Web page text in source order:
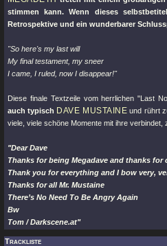
stimmen kann. Wenn dieses
Retrospektive und ein wunderbarer
"So here's my last will
My final testament, my sneer
I came, I ruled, now I disappear!"
Diese finale Textzeile vom herrlichen"Last
auch typisch DAVE MUSTAINE und rührt
viele, viele schöne Momente mit ihre
"Dear Dave
Thanks for being Megadave and thanks
Thank you for everything and I bow very,
Thanks for all Mr. Mustaine
There’s No Need To Be Angry Again
Bw
Tom / Darkscene.at"
Trackliste